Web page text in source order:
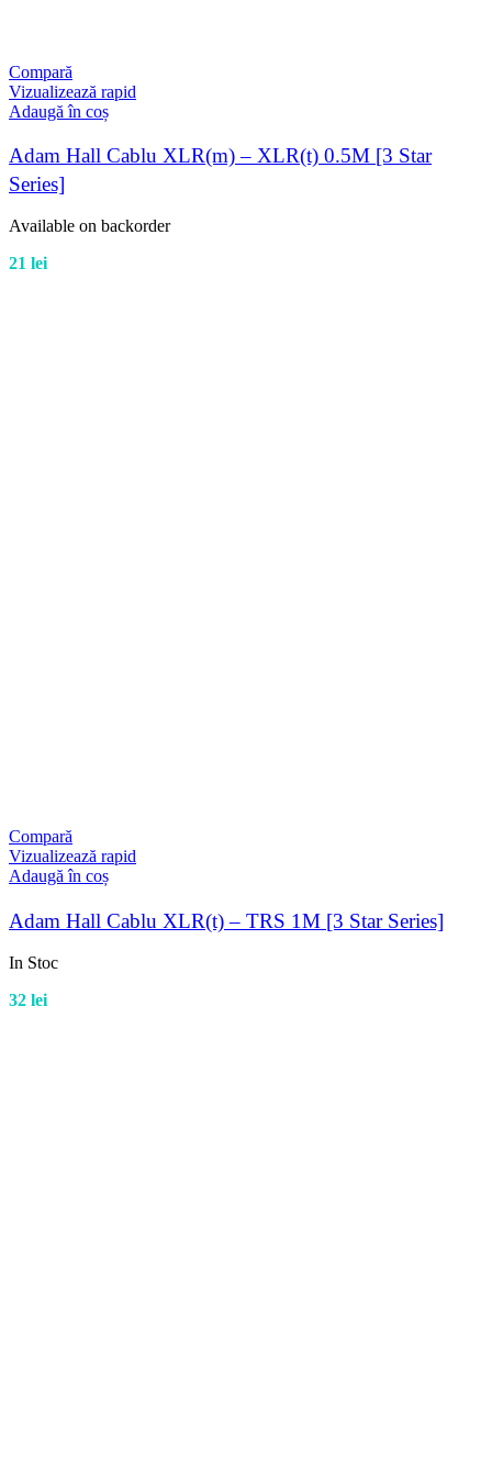
Compară
Vizualizează rapid
Adaugă în coș
Adam Hall Cablu XLR(m) – XLR(t) 0.5M [3 Star
Series]
Available on backorder
21 lei
Compară
Vizualizează rapid
Adaugă în coș
Adam Hall Cablu XLR(t) – TRS 1M [3 Star Series]
In Stoc
32 lei